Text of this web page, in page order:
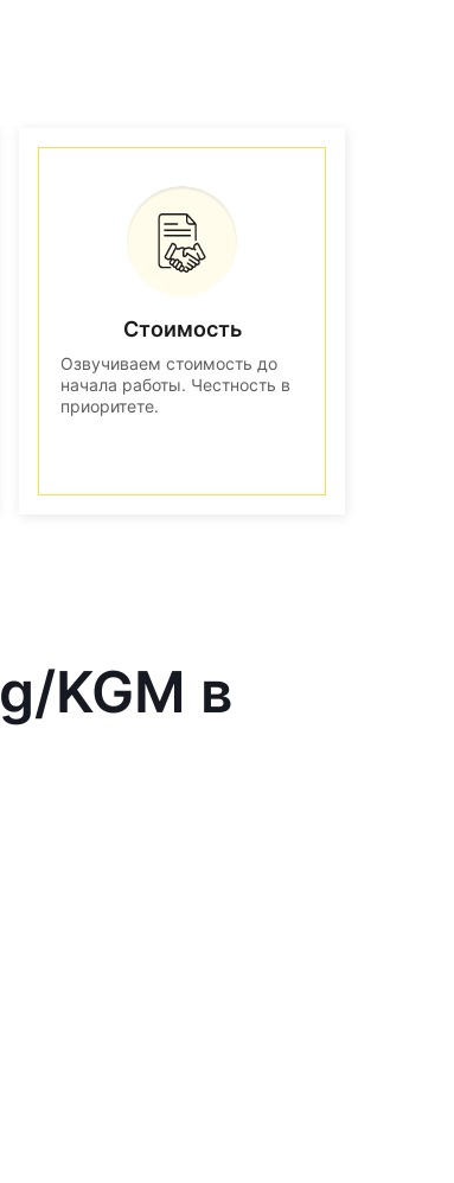
Стоимость
Озвучиваем стоимость до
начала работы. Честность в
приоритете.
KGM в